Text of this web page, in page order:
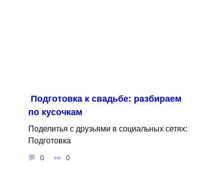
Подготовка к свадьбе: разбираем
по кусочкам
Поделитья с друзьями в социальных сетях:
Подготовка
0 0